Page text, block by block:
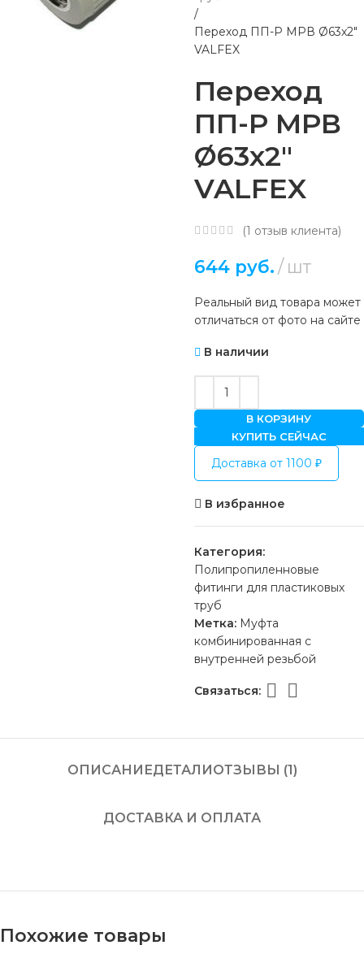
Переход ПП-Р МРВ Ø63х2″
VALFEX
Переход
ПП-Р МРВ
Ø63х2″
VALFEX
(1 отзыв клиента)
644руб. шт
Реальный вид товара может
отличаться от фото на сайте
В наличии
В КОРЗИНУ
КУПИТЬ СЕЙЧАС
Доставка от 1100 ₽
В избранное
Категория:
Полипропиленновые
фитинги для пластиковых
труб
Метка: Муфта
комбинированная с
внутренней резьбой
Связаться:
ОПИСАНИЕДЕТАЛИОТЗЫВЫ (1)
ДОСТАВКА И ОПЛАТА
Похожие товары